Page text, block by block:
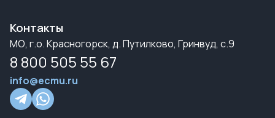
Контакты
МО, г.о. Красногорск, д. Путилково, Гринвуд, с.9
8 800 505 55 67
info@ecmu.ru